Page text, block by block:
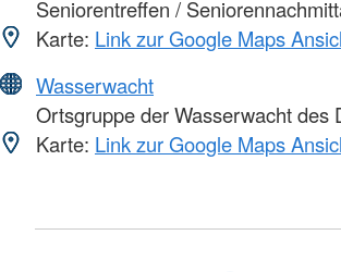
Seniorentreffen /
Karte: Link zur Google Maps
Wasserwacht
Ortsgruppe der Wasserwacht des
Karte: Link zur Google Maps